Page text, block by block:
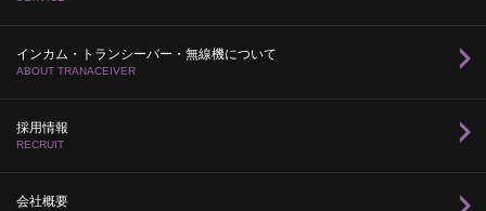
インカム・トランシーバー・無線機について
ABOUT TRANACEIVER
採用情報
RECRUIT
会社概要